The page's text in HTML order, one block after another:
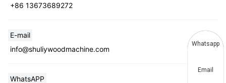
+86 13673689272
E-mail
info@shuliywoodmachine.com
WhatsAPP
Whatsapp
Email